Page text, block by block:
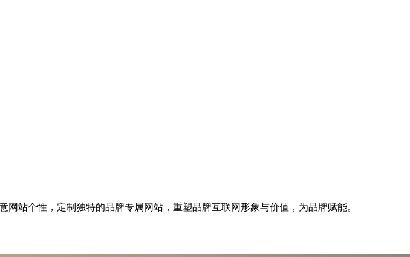
站个性，定制独特的品牌专属网站，重塑品牌互联网形象与价值，为品牌赋能。